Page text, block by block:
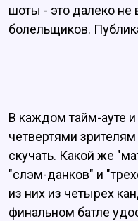
шоты - это далеко не
болельщиков.
В каждом тайм-ауте
четвертями
скучать. Какой же
"слэм-данков" и
из них из четырех
финальном батле